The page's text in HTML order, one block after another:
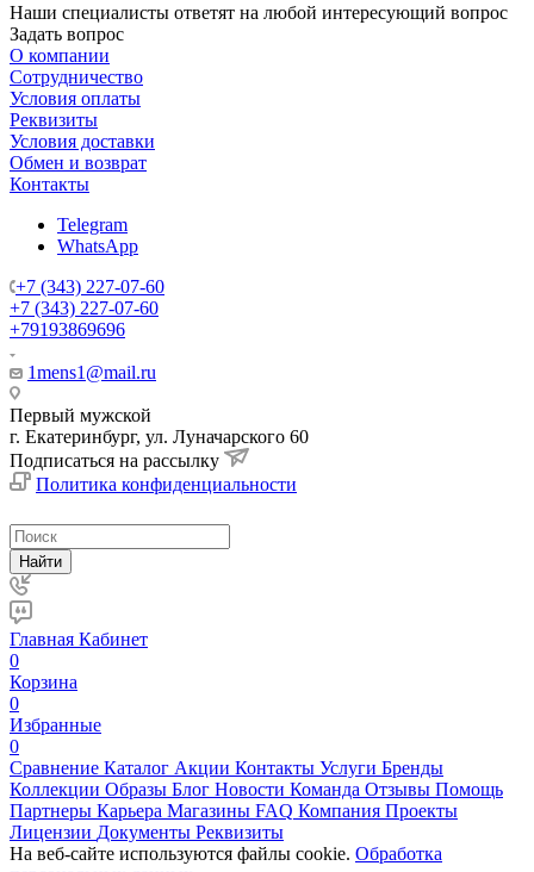
Наши специалисты ответят на любой интересующий вопрос
Задать вопрос
О компании
Сотрудничество
Условия оплаты
Реквизиты
Условия доставки
Обмен и возврат
Контакты
Telegram
WhatsApp
+7 (343) 227-07-60
+7 (343) 227-07-60
+79193869696
1mens1@mail.ru
Первый мужской
г. Екатеринбург, ул. Луначарского 60
Подписаться на рассылку
Политика конфиденциальности
Найти
Главная Кабинет
0
Корзина
0
Избранные
0
Сравнение Каталог Акции Контакты Услуги Бренды
Коллекции Образы Блог Новости Команда Отзывы Помощь
Партнеры Карьера Магазины FAQ Компания Проекты
Лицензии Документы Реквизиты
На веб-сайте используются файлы cookie. Обработка